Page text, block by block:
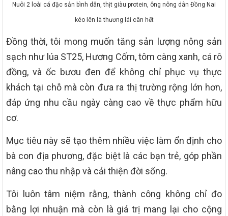
Nuôi 2 loài cá đặc sản bình dân, thịt giàu protein, ông nông dân Đồng Nai
kéo lên là thương lái cân hết
Đồng thời, tôi mong muốn tăng sản lượng nông sản
sạch như lúa ST25, Hương Cốm, tôm càng xanh, cá rô
đồng, và ốc bươu đen để không chỉ phục vụ thực
khách tại chỗ mà còn đưa ra thị trường rộng lớn hơn,
đáp ứng nhu cầu ngày càng cao về thực phẩm hữu
cơ.
Mục tiêu này sẽ tạo thêm nhiều việc làm ổn định cho
bà con địa phương, đặc biệt là các bạn trẻ, góp phần
nâng cao thu nhập và cải thiện đời sống.
Tôi luôn tâm niệm rằng, thành công không chỉ đo
bằng lợi nhuận mà còn là giá trị mang lại cho cộng